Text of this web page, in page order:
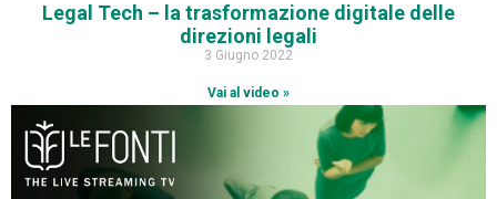
Legal Tech – la trasformazione digitale delle
direzioni legali
3 Giugno 2022
Vai al video »